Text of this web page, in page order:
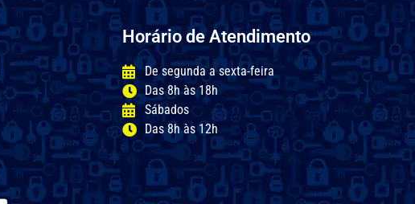
Horário de Atendimento
De segunda a sexta-feira
Das 8h às 18h
Sábados
Das 8h às 12h